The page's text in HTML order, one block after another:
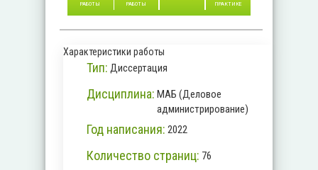
РАБОТЫ
РАБОТЫ
ПРАКТИКЕ
Характеристики работы
Тип: Диссертация
Дисциплина: МАБ (Деловое
администрирование)
Год написания: 2022
Количество страниц: 76